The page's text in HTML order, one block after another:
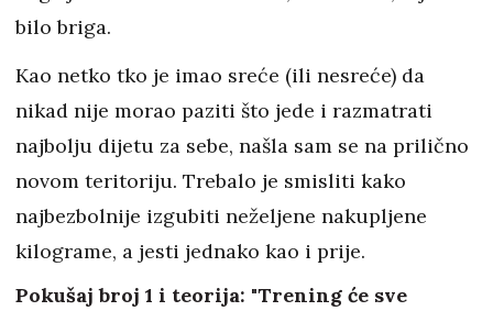
bilo briga.
Kao netko tko je imao sreće (ili nesreće) da
nikad nije morao paziti što jede i razmatrati
najbolju dijetu za sebe, našla sam se na prilično
novom teritoriju. Trebalo je smisliti kako
najbezbolnije izgubiti neželjene nakupljene
kilograme, a jesti jednako kao i prije.
Pokušaj broj 1 i teorija: "Trening će sve